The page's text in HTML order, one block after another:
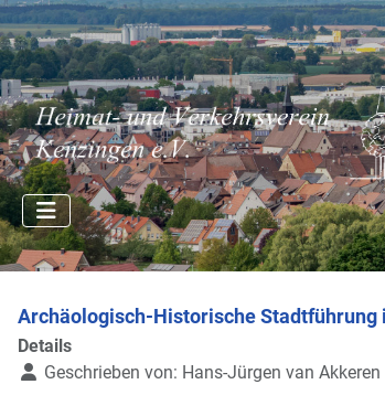
Archäologisch-Historische Stadtführung
Details
Geschrieben von: Hans-Jürgen van Akkeren